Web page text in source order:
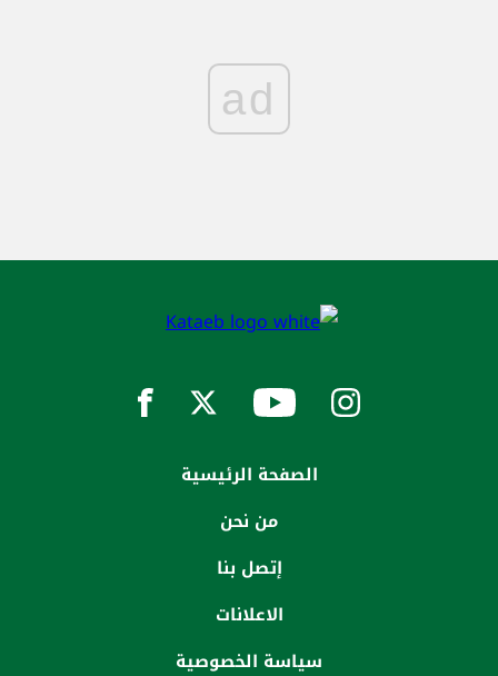
ad
الصفحة الرئيسية
من نحن
إتصل بنا
الاعلانات
سياسة الخصوصية